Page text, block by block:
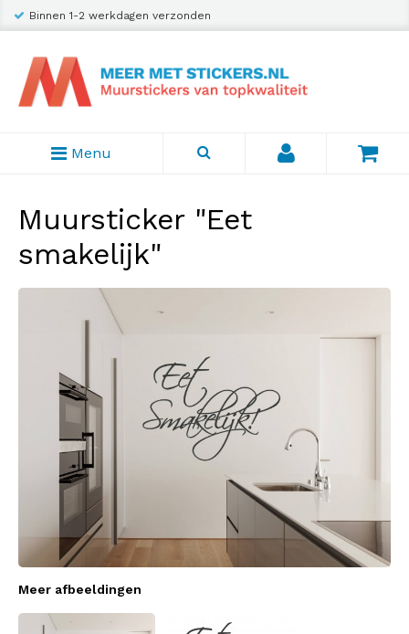
Binnen 1-2 werkdagen verzonden
Menu
Muursticker "Eet
smakelijk"
Meer afbeeldingen